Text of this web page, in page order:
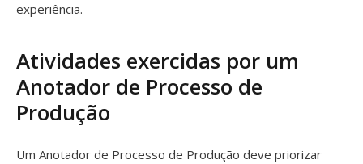
experiência.
Atividades exercidas por um
Anotador de Processo de
Produção
Um Anotador de Processo de Produção deve priorizar